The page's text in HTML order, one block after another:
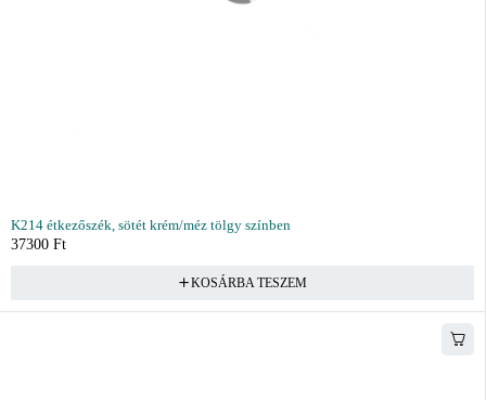
K214 étkezőszék, sötét krém/méz tölgy színben
37300 Ft
KOSÁRBA TESZEM